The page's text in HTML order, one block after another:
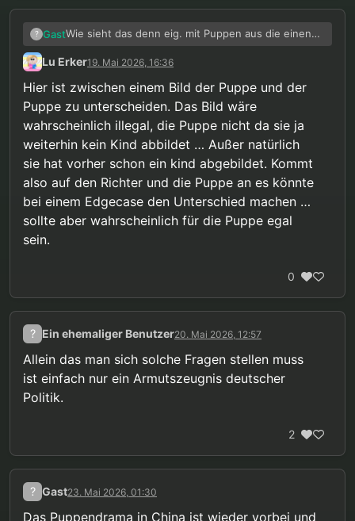
? GastWie sieht das denn eig. mit Puppen aus die einen
“normalen” Erwachsenen Körper nachempfunden
sind, aber man diese dann kindlich anzieht. Wird es
sie dann nur in diesem Zustand illegal?
Gibt ja z. B. auch ein Verbot von Pornographie mit
werden. Das wäre ja analog damit vergleichbar. Eine
legale Puppe wird durch die bloße nachträgliche
Kleidung quasi illegal, oder nicht…?
Lu Erker19. Mai 2026, 16:36
Hier ist zwischen einem Bild der Puppe und der
Puppe zu unterscheiden. Das Bild wäre
wahrscheinlich illegal, die Puppe nicht da sie ja
weiterhin kein Kind abbildet … Außer natürlich
sie hat vorher schon ein kind abgebildet. Kommt
also auf den Richter und die Puppe an es könnte
bei einem Edgecase den Unterschied machen …
sollte aber wahrscheinlich für die Puppe egal
sein.
0
? Ein ehemaliger Benutzer20. Mai 2026, 12:57
Allein das man sich solche Fragen stellen muss
ist einfach nur ein Armutszeugnis deutscher
Politik.
2
? Gast23. Mai 2026, 01:30
Das Puppendrama in China ist wieder vorbei und